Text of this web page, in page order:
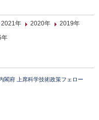
2021年 2020年
2019年
年
閣府 上席科学技術政策フェロー